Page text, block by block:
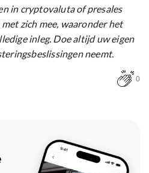
in cryptovaluta of presales
zich mee, waaronder het
inleg. Doe altijd uw eigen
neemt.
0